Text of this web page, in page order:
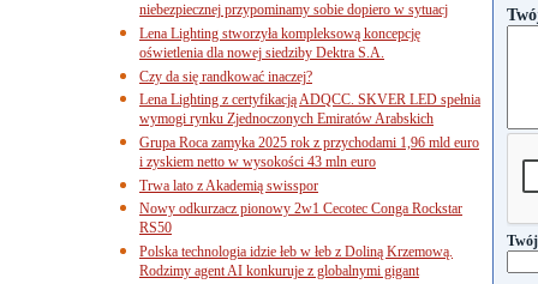
niebezpiecznej przypominamy sobie dopiero w sytuacj
Lena Lighting stworzyła kompleksową koncepcję
oświetlenia dla nowej siedziby Dektra S.A.
Czy da się randkować inaczej?
Lena Lighting z certyfikacją ADQCC. SKVER LED spełnia
wymogi rynku Zjednoczonych Emiratów Arabskich
Grupa Roca zamyka 2025 rok z przychodami 1,96 mld euro
i zyskiem netto w wysokości 43 mln euro
Trwa lato z Akademią swisspor
Nowy odkurzacz pionowy 2w1 Cecotec Conga Rockstar
RS50
Polska technologia idzie łeb w łeb z Doliną Krzemową.
Rodzimy agent AI konkuruje z globalnymi gigant